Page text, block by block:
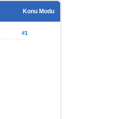
Konu Modu
#1